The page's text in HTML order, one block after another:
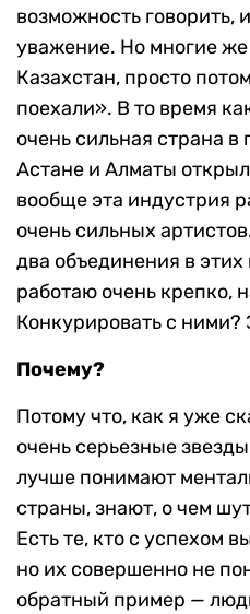
возможность говорить,
уважение. Но многие же
Казахстан, просто
поехали». В то время
очень сильная страна в
Астане и Алматы
вообще эта индустрия
очень сильных
два объединения в
работаю очень крепко,
Конкурировать с ними?
Почему?
Потому что, как я уже
очень серьезные
лучше понимают
страны, знают, о чем
Есть те, кто с успехом
но их совершенно не
обратный пример —